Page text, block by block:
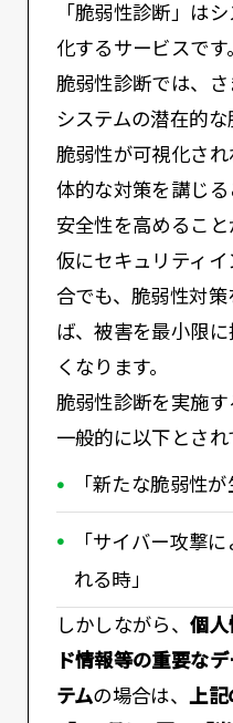
「脆弱性診断」は
化するサービスです
脆弱性診断では、
システムの潜在的な
脆弱性が可視化さ
体的な対策を講じ
安全性を高めること
仮にセキュリティ
合でも、脆弱性対
ば、被害を最小限
くなります。
脆弱性診断を実施す
一般的に以下とされ
「新たな脆弱性
「サイバー攻撃
れる時」
しかしながら、個人
ド情報等の重要な
テムの場合は、上記